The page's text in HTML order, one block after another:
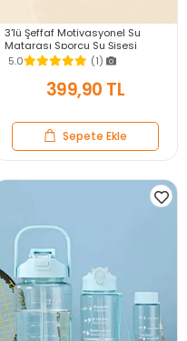
3'lü Şeffaf Motivasyonel Su
Matarası Sporcu Su Şişesi
Stickerlı Soft Pink Taşınabilir
Suluk Seti
5.0 (1)
399,90 TL
Sepete Ekle